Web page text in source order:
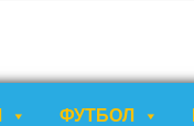
ФУТБОЛ